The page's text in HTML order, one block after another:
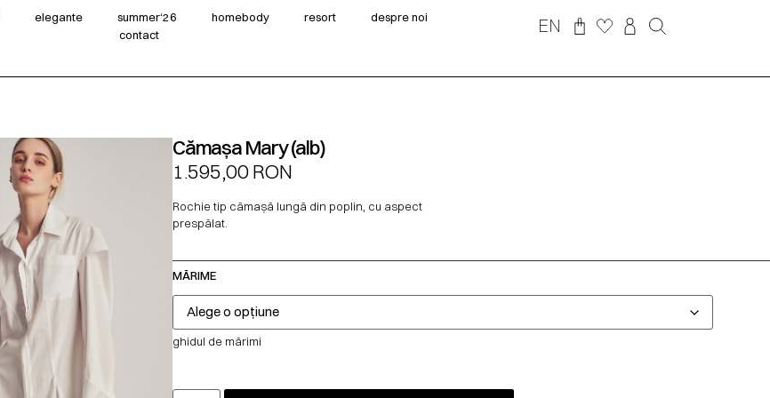
elegante summer‘26 homebody resort
despre noi
contact
EN
Cămașa Mary (alb)
1.595,00RON
Rochie tip cămașă lungă din poplin, cu aspect
prespălat.
MĂRIME
ghidul de mărimi